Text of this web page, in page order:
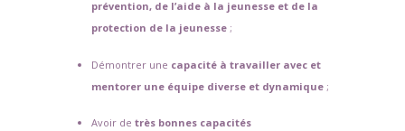
prévention, de l’aide à la jeunesse et de la
protection de la jeunesse;
Démontrer une capacité à travailler avec et
mentorer une équipe diverse et dynamique;
Avoir de très bonnes capacités